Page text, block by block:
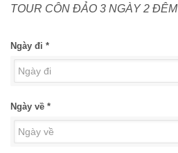
TOUR CÔN ĐẢO 3 NGÀY 2 ĐÊM
Ngày đi *
Ngày về *